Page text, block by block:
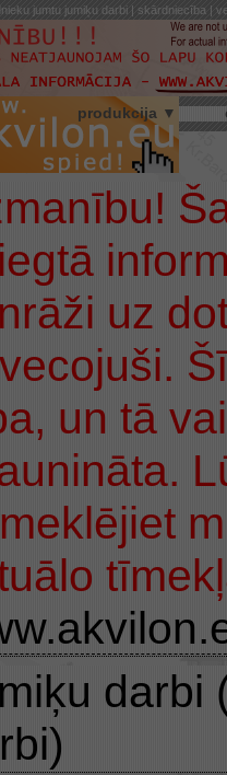
jumtu jumiķu darbi | skārdniecība |
produkcija ▼
uz
un tā
darbi